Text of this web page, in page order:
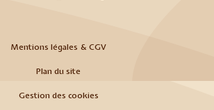
Mentions légales & CGV
Plan du site
Gestion des cookies